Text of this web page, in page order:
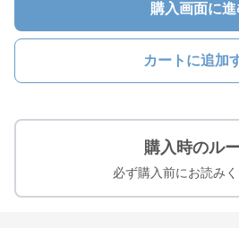
購入画面に進
カートに追加
購入時のル
必ず購入前にお読みく